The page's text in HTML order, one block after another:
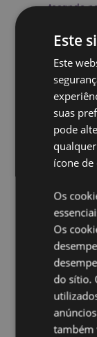
tocando
está
toque 8
alterna
seguida,
até a luz
após 30
Cabo de
Tempo
Energia/
DC5V
2700-
Limpeza:
pó.
Marcação
Não
Este
Este
suas
pode
ícone de
Os
Os
do sítio.
também